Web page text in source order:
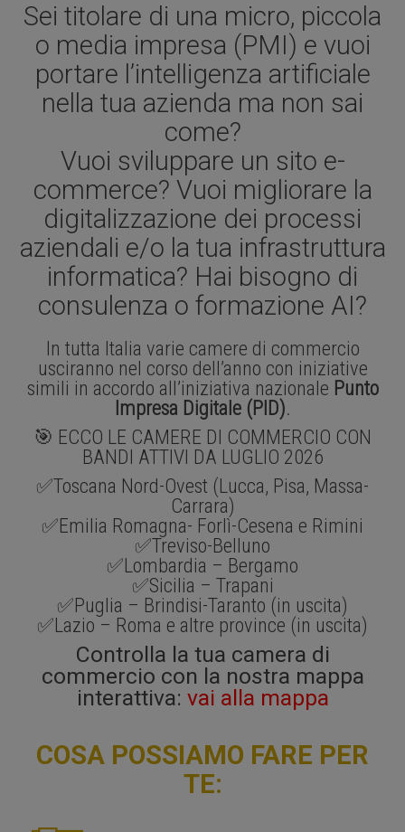
Sei titolare di una micro, piccola
o media impresa (PMI) e vuoi
portare l’intelligenza artificiale
nella tua azienda ma non sai
come?
Vuoi sviluppare un sito e-
commerce? Vuoi migliorare la
digitalizzazione dei processi
aziendali e/o la tua infrastruttura
informatica? Hai bisogno di
consulenza o formazione AI?
In tutta Italia varie camere di commercio
usciranno nel corso dell’anno con iniziative
simili in accordo all’iniziativa nazionale Punto
Impresa Digitale (PID).
🎯 ECCO LE CAMERE DI COMMERCIO CON
BANDI ATTIVI DA LUGLIO 2026
✅Toscana Nord-Ovest (Lucca, Pisa, Massa-
Carrara)
✅Emilia Romagna- Forlì-Cesena e Rimini
✅Treviso-Belluno
✅Lombardia – Bergamo
✅Sicilia – Trapani
✅Puglia – Brindisi-Taranto (in uscita)
✅Lazio – Roma e altre province (in uscita)
Controlla la tua camera di
commercio con la nostra mappa
interattiva: vai alla mappa
COSA POSSIAMO FARE PER
TE: